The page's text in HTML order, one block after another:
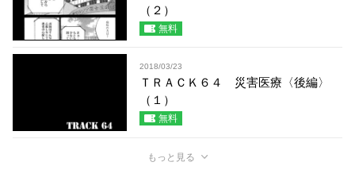
（２）
無料
2018/03/23
ＴＲＡＣＫ６４ 災害医療〈後編〉
（１）
無料
もっと見る